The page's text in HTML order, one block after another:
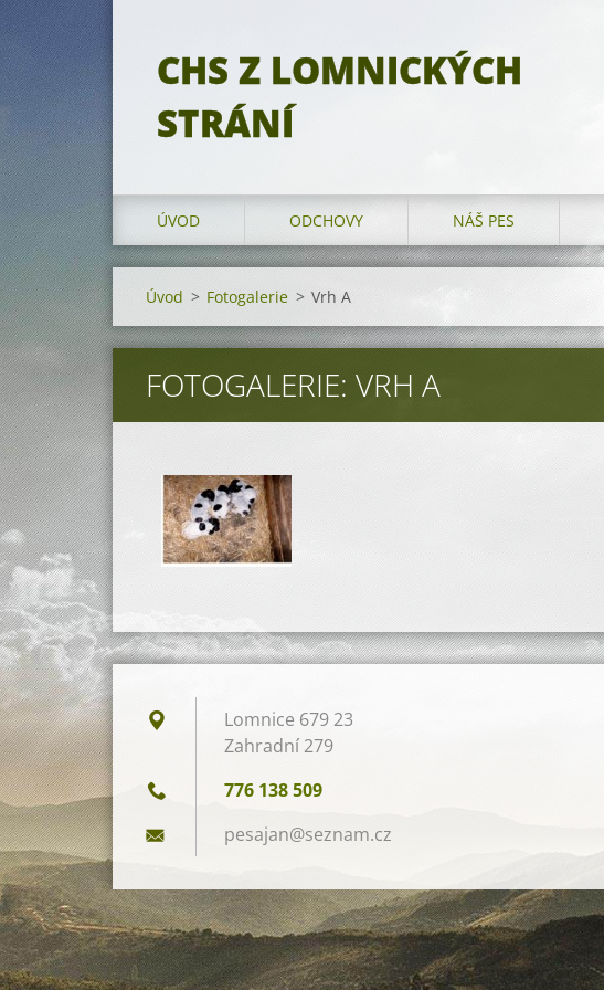
CHS Z LOMNICKÝCH
STRÁNÍ
ÚVOD ODCHOVY NÁŠ PES
Úvod > Fotogalerie > Vrh A
FOTOGALERIE: VRH A
Lomnice 679 23
Zahradní 279
776 138 509
pesajan@seznam.cz